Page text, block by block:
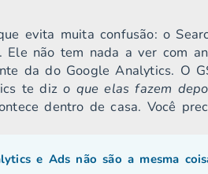
evita muita confusão: o
Ele não tem nada a ver com
da do Google Analytics. O
te dizo que elas fazem
dentro de casa. Você
e Ads não são a mesma